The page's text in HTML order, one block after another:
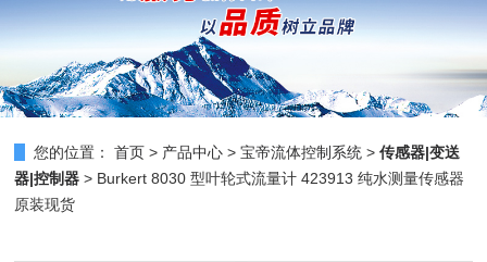
您的位置： 首页 > 产品中心 >宝帝流体控制系统 >传感器|变送
器|控制器 > Burkert 8030 型叶轮式流量计 423913 纯水测量传感器
原装现货